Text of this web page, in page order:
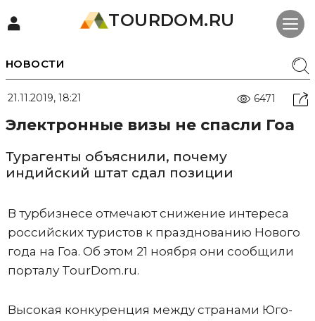
TOURDOM.RU
НОВОСТИ
21.11.2019, 18:21 6471
Электронные визы не спасли Гоа
Турагенты объяснили, почему
индийский штат сдал позиции
В турбизнесе отмечают снижение интереса
российских туристов к празднованию Нового
года на Гоа. Об этом 21 ноября они сообщили
порталу TourDom.ru.
Высокая конкуренция между странами Юго-